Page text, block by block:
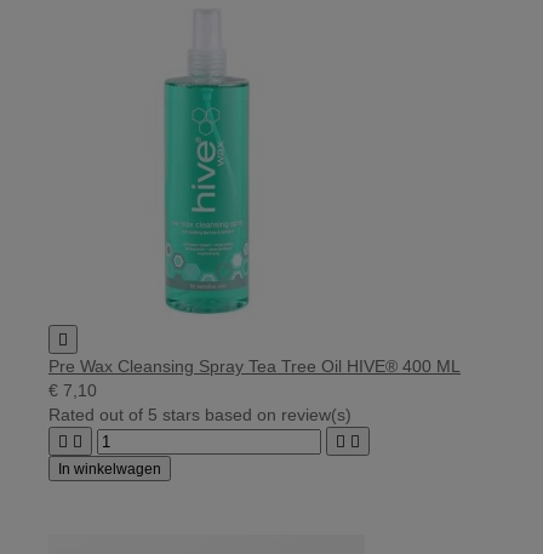

Pre Wax Cleansing Spray Tea Tree Oil HIVE® 400 ML
€ 7,10
Rated out of 5 stars based on review(s)
   
In winkelwagen